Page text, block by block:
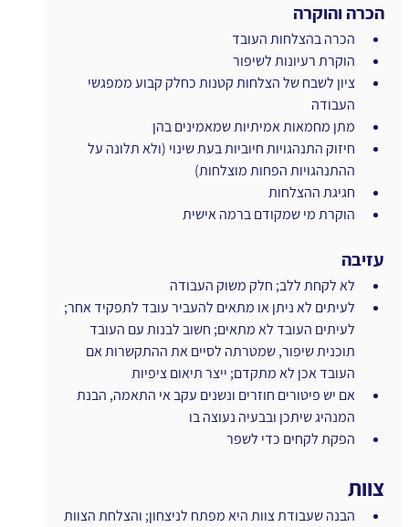
הכרה והוקרה
הכרה בהצלחות העובד
הוקרת רעיונות לשיפור
ציון לשבח של הצלחות קטנות כחלק קבוע ממפגשי
העבודה
מתן מחמאות אמיתיות שמאמינים בהן
חיזוק התנהגויות חיוביות בעת שינוי (ולא תלונה על
ההתנהגויות הפחות מוצלחות)
חגיגת ההצלחות
הוקרת מי שמקודם ברמה אישית
עזיבה
לא לקחת ללב; חלק משוק העבודה
לעיתים לא ניתן או מתאים להעביר עובד לתפקיד אחר;
לעיתים העובד לא מתאים; חשוב לבנות עם העובד
תוכנית שיפור, שמטרתה לסיים את ההתקשרות אם
העובד אכן לא מתקדם; ייצר תיאום ציפיות
אם יש פיטורים חוזרים ונשנים עקב אי התאמה, הבנת
המנהיג שיתכן ובבעיה נעוצה בו
הפקת לקחים כדי לשפר
צוות
הבנה שעבודת צוות היא מפתח לניצחון; והצלחת הצוות